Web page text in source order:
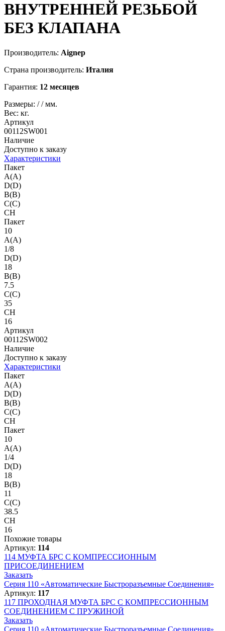
ВНУТРЕННЕЙ РЕЗЬБОЙ
БЕЗ КЛАПАНА
Производитель: Aignep
Страна производитель: Италия
Гарантия: 12 месяцев
Размеры: //мм.
Вес: кг.
Артикул
00112SW001
Наличие
Доступно к заказу
Характеристики
Пакет
A(A)
D(D)
B(B)
C(C)
CH
Пакет
10
A(A)
1/8
D(D)
18
B(B)
7.5
C(C)
35
CH
16
Артикул
00112SW002
Наличие
Доступно к заказу
Характеристики
Пакет
A(A)
D(D)
B(B)
C(C)
CH
Пакет
10
A(A)
1/4
D(D)
18
B(B)
11
C(C)
38.5
CH
16
Похожие товары
Артикул: 114
114 МУФТА БРС С КОМПРЕССИОННЫМ
ПРИСОЕДИНЕНИЕМ
Заказать
Серия 110 «Автоматические Быстроразъемные Соединения»
Артикул: 117
117 ПРОХОДНАЯ МУФТА БРС С КОМПРЕССИОННЫМ
СОЕДИНЕНИЕМ С ПРУЖИНОЙ
Заказать
Серия 110 «Автоматические Быстроразъемные Соединения»